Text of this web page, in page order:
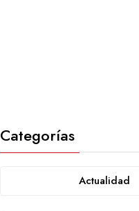
Categorías
Actualidad